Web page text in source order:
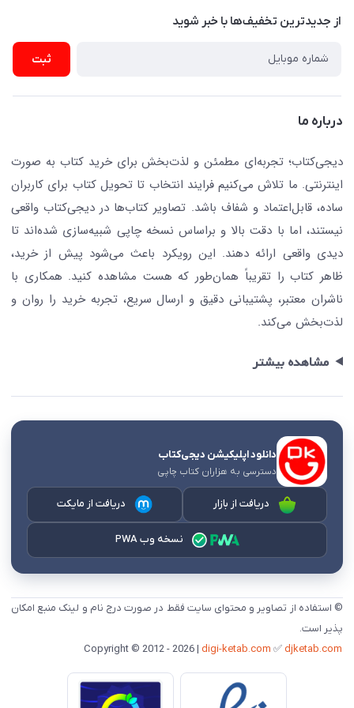
نویسندگان و مترجمان
کافه دیجی کتاب
جستجو در سایت
کتابیاب
رهگیری مرسولات پستی
ارسال تیکت پشتیبانی
از جدید‌ترین تخفیف‌ها با‌ خبر شوید
ثبت
درباره ما
دیجی‌کتاب؛ تجربه‌ای مطمئن و لذت‌بخش برای خرید کتاب به صورت
اینترنتی. ما تلاش می‌کنیم فرایند انتخاب تا تحویل کتاب برای کاربران
ساده، قابل‌اعتماد و شفاف باشد. تصاویر کتاب‌ها در دیجی‌کتاب واقعی
نیستند، اما با دقت بالا و براساس نسخه چاپی شبیه‌سازی شده‌اند تا
دیدی واقعی ارائه دهند. این رویکرد باعث می‌شود پیش از خرید،
ظاهر کتاب را تقریباً همان‌طور که هست مشاهده کنید. همکاری با
ناشران معتبر، پشتیبانی دقیق و ارسال سریع، تجربه خرید را روان و
لذت‌بخش می‌کند.
مشاهده بیشتر
دانلود اپلیکیشن دیجی‌کتاب
دسترسی به هزاران کتاب چاپی
دریافت از بازار دریافت از مایکت
نسخه وب PWA
© استفاده از تصاویر و محتوای سایت فقط در صورت درج نام و لینک منبع امکان
پذیر است.
digi-ketab.com ✅djketab.com